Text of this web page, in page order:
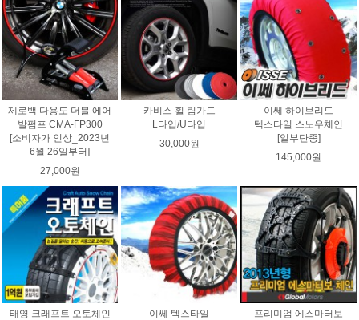
제로백 다용도 더블 에어
발펌프 CMA-FP300
[소비자가 인상_2023년
6월 26일부터]
27,000원
카비스 휠 림가드
L타입/U타입
30,000원
이쎄 하이브리드
텍스타일 스노우체인
[일부단종]
145,000원
태영 크래프트 오토체인
이쎄 텍스타일
프리미엄 에스마터보